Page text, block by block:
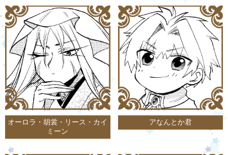
オーロラ・胡裳・リース・カイ
ミーン
アなんとか君